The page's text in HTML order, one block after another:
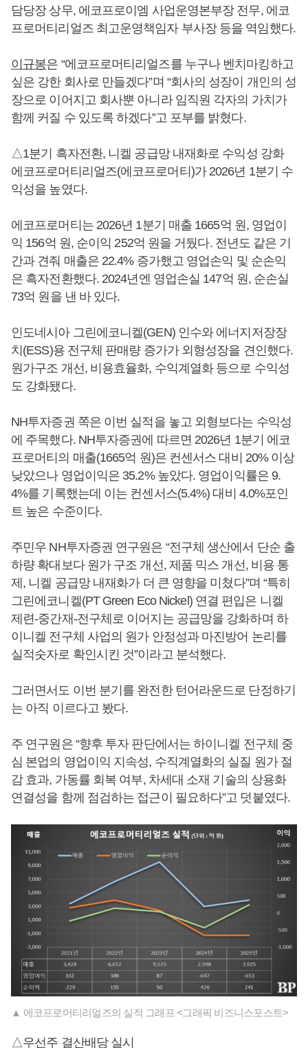
담당장 상무, 에코프로이엠 사업운영본부장 전무, 에코
프로머티리얼즈 최고운영책임자 부사장 등을 역임했다.
이규봉은 “에코프로머티리얼즈를 누구나 벤치마킹하고
싶은 강한 회사로 만들겠다”며 “회사의 성장이 개인의 성
장으로 이어지고 회사뿐 아니라 임직원 각자의 가치가
함께 커질 수 있도록 하겠다”고 포부를 밝혔다.
△1분기 흑자전환, 니켈 공급망 내재화로 수익성 강화
에코프로머티리얼즈(에코프로머티)가 2026년 1분기 수
익성을 높였다.
에코프로머티는 2026년 1분기 매출 1665억 원, 영업이
익 156억 원, 순이익 252억 원을 거뒀다. 전년도 같은 기
간과 견줘 매출은 22.4% 증가했고 영업손익 및 순손익
은 흑자전환했다. 2024년엔 영업손실 147억 원, 순손실
73억 원을 낸 바 있다.
인도네시아 그린에코니켈(GEN) 인수와 에너지저장장
치(ESS)용 전구체 판매량 증가가 외형성장을 견인했다.
원가구조 개선, 비용효율화, 수익계열화 등으로 수익성
도 강화됐다.
NH투자증권 쪽은 이번 실적을 놓고 외형보다는 수익성
에 주목했다. NH투자증권에 따르면 2026년 1분기 에코
프로머티의 매출(1665억 원)은 컨센서스 대비 20% 이상
낮았으나 영업이익은 35.2% 높았다. 영업이익률은 9.
4%를 기록했는데 이는 컨센서스(5.4%) 대비 4.0%포인
트 높은 수준이다.
주민우 NH투자증권 연구원은 “전구체 생산에서 단순 출
하량 확대보다 원가 구조 개선, 제품 믹스 개선, 비용 통
제, 니켈 공급망 내재화가 더 큰 영향을 미쳤다”며 “특히
그린에코니켈(PT Green Eco Nickel) 연결 편입은 니켈
제련-중간재-전구체로 이어지는 공급망을 강화하며 하
이니켈 전구체 사업의 원가 안정성과 마진방어 논리를
실적숫자로 확인시킨 것”이라고 분석했다.
그러면서도 이번 분기를 완전한 턴어라운드로 단정하기
는 아직 이르다고 봤다.
주 연구원은 “향후 투자 판단에서는 하이니켈 전구체 중
심 본업의 영업이익 지속성, 수직계열화의 실질 원가 절
감 효과, 가동률 회복 여부, 차세대 소재 기술의 상용화
연결성을 함께 점검하는 접근이 필요하다”고 덧붙였다.
▲ 에코프로머티리얼즈의 실적 그래프 <그래픽 비즈니스포스트>
△우선주 결산배당 실시